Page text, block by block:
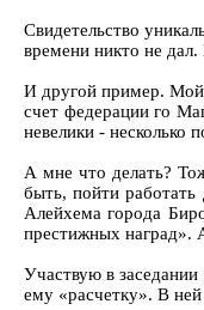
Свидетельство
времени никто не
И другой пример. Мой
счет федерации го
невелики - несколько
А мне что делать?
быть, пойти
Алейхема города
престижных наград».
Участвую в
ему «расчетку». В